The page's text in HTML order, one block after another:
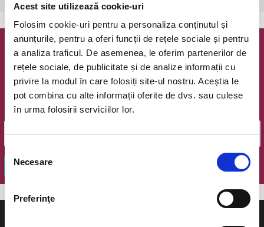
Acest site utilizează cookie-uri
Folosim cookie-uri pentru a personaliza conținutul și
anunțurile, pentru a oferi funcții de rețele sociale și pentru
a analiza traficul. De asemenea, le oferim partenerilor de
rețele sociale, de publicitate și de analize informații cu
privire la modul în care folosiți site-ul nostru. Aceștia le
pot combina cu alte informații oferite de dvs. sau culese
în urma folosirii serviciilor lor.
Selecția
consimțământului
Necesare
Preferinţe
Newsletter @ Bilete.ro
Oferte exclusive si o editie saptamanala cu cele mai noi
evenimente.
Email
OK